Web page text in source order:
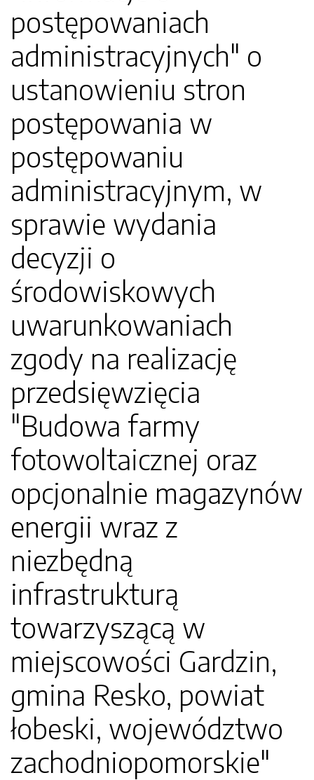
postępowaniach
administracyjnych" o
ustanowieniu stron
postępowania w
postępowaniu
administracyjnym, w
sprawie wydania
decyzji o
środowiskowych
uwarunkowaniach
zgody na realizację
przedsięwzięcia
"Budowa farmy
fotowoltaicznej oraz
opcjonalnie magazynów
energii wraz z
niezbędną
infrastrukturą
towarzyszącą w
miejscowości Gardzin,
gmina Resko, powiat
łobeski, województwo
zachodniopomorskie"